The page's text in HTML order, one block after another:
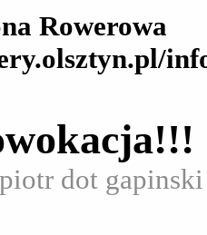
Rowerowa
dot